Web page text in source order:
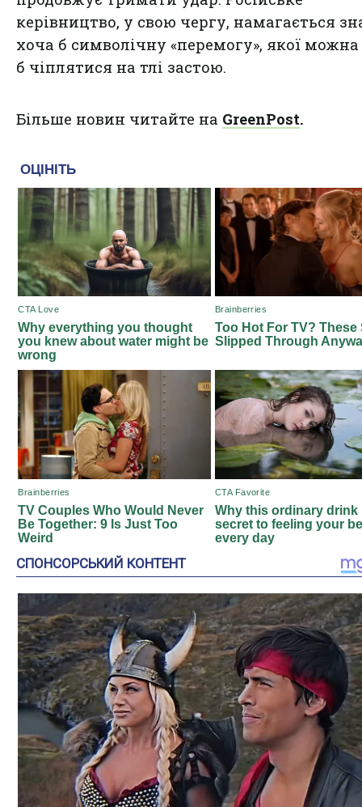
керівництво, у свою чергу, намагається
хоча б символічну «перемогу», якої
б чіплятися на тлі застою.
Більше новин читайте на GreenPost.